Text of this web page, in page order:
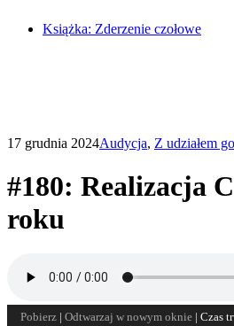
Książka: Zderzenie czołowe
17 grudnia 2024Audycja, Z udziałem
#180: Realizacja
roku
Pobierz |Odtwarzaj w nowym oknie |Czas